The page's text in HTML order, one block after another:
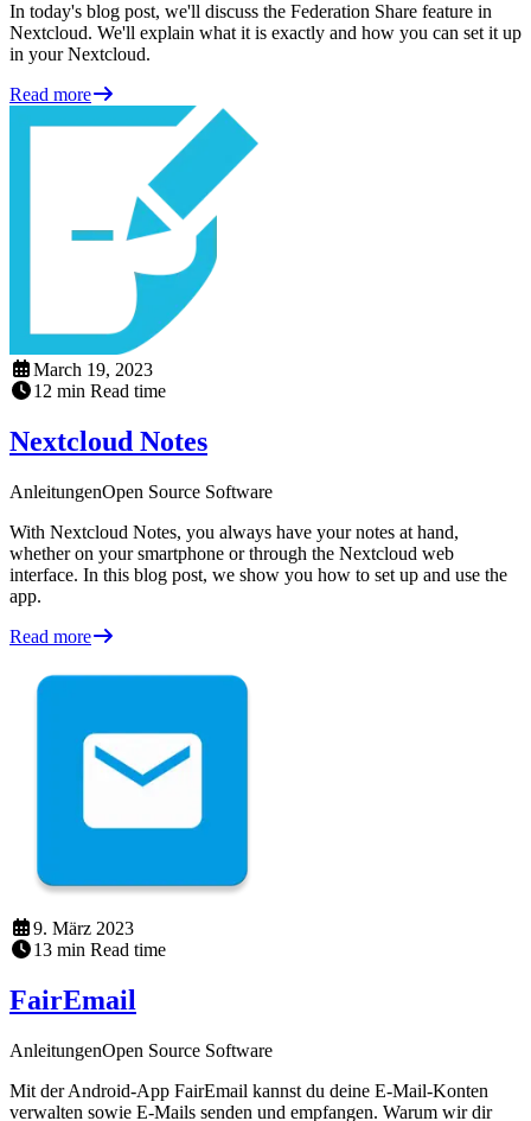
In today's blog post, we'll discuss the Federation Share feature in
Nextcloud. We'll explain what it is exactly and how you can set it up
in your Nextcloud.
Read more
March 19, 2023
12 min Read time
Nextcloud Notes
AnleitungenOpen Source Software
With Nextcloud Notes, you always have your notes at hand,
whether on your smartphone or through the Nextcloud web
interface. In this blog post, we show you how to set up and use the
app.
Read more
9. März 2023
13 min Read time
FairEmail
AnleitungenOpen Source Software
Mit der Android-App FairEmail kannst du deine E-Mail-Konten
verwalten sowie E-Mails senden und empfangen. Warum wir dir